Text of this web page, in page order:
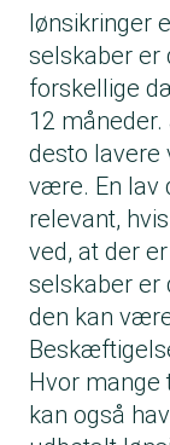
lønsikringer
selskaber
forskellige
12
desto lavere
være. En lav
relevant,
ved, at der
selskaber er
den kan
Hvor
kan også